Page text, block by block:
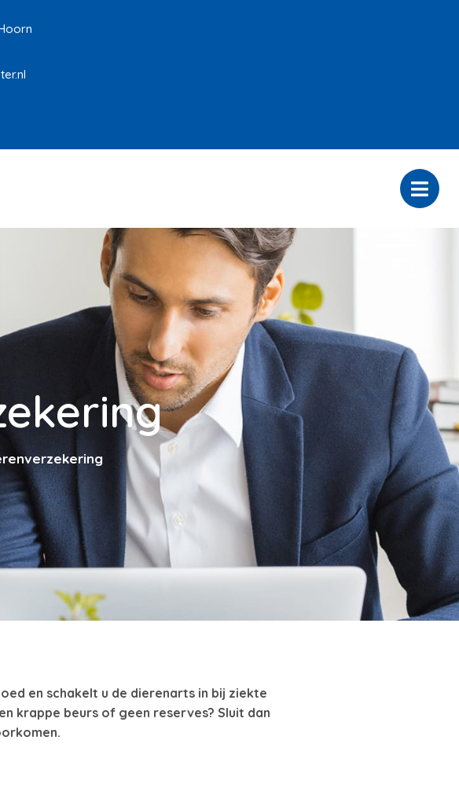
en schakelt u de dierenarts in bij ziekte
krappe beurs of geen reserves? Sluit dan